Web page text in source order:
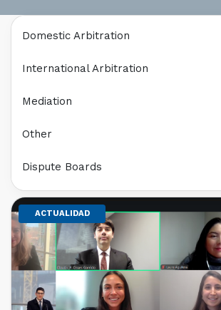
ACTUALIDAD
Domestic Arbitration
International Arbitration
Mediation
Other
Dispute Boards